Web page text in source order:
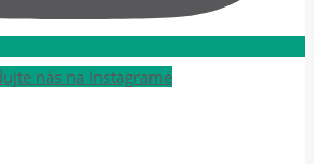
nás na Instagrame